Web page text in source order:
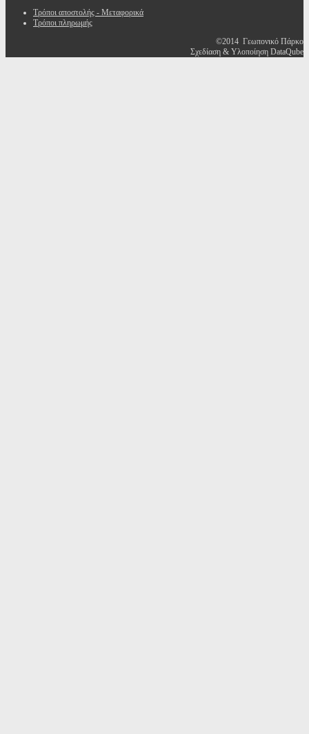
Τρόποι αποστολής - Μεταφορικά
Τρόποι πληρωμής
©2014 Γεωπονικό Πάρκο
Σχεδίαση & Υλοποίηση DataQube